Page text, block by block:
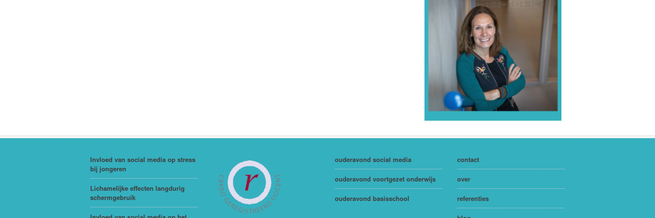
Invloed van social media op stress
bij jongeren
Lichamelijke effecten langdurig
schermgebruik
ouderavond social media
ouderavond voortgezet onderwijs
ouderavond basisschool
contact
over
referenties